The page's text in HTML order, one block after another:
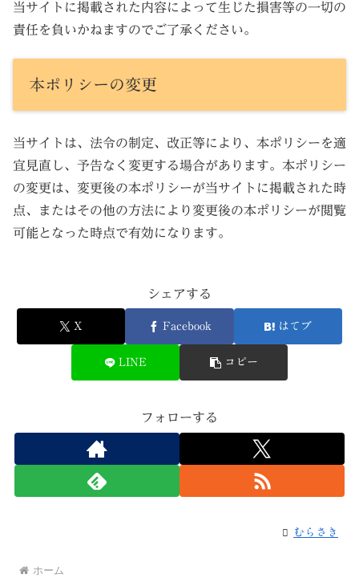
当サイトに掲載された内容によって生じた損害等の一切の
責任を負いかねますのでご了承ください。
本ポリシーの変更
当サイトは、法令の制定、改正等により、本ポリシーを適
宜見直し、予告なく変更する場合があります。本ポリシー
の変更は、変更後の本ポリシーが当サイトに掲載された時
点、またはその他の方法により変更後の本ポリシーが閲覧
可能となった時点で有効になります。
シェアする
X Facebook はてブ
LINE コピー
フォローする
むらさき
ホーム